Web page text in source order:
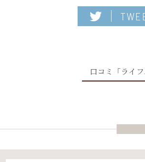
口コミ「ライ